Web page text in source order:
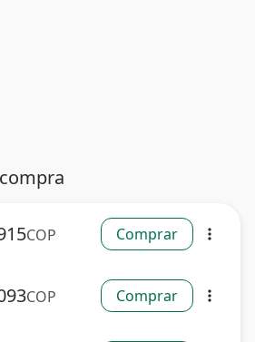
COP Comprar more_vert
COP Comprar more_vert